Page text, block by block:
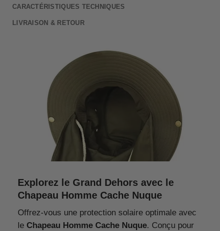
CARACTÉRISTIQUES TECHNIQUES
LIVRAISON & RETOUR
Explorez le Grand Dehors avec le
Chapeau Homme Cache Nuque
Offrez-vous une protection solaire optimale avec
le Chapeau Homme Cache Nuque. Conçu pour